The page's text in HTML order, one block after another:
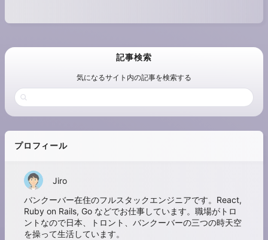
記事検索
気になるサイト内の記事を検索する
プロフィール
Jiro
バンクーバー在住のフルスタックエンジニアです。React,
Ruby on Rails, Go などでお仕事しています。職場がトロ
ントなので日本、トロント、バンクーバーの三つの時天空
を操って生活しています。